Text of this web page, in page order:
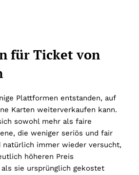
für Ticket von
Plattformen entstanden, auf
Karten weiterverkaufen kann.
sowohl mehr als faire
die weniger seriös und fair
natürlich immer wieder versucht,
höheren Preis
sie ursprünglich gekostet